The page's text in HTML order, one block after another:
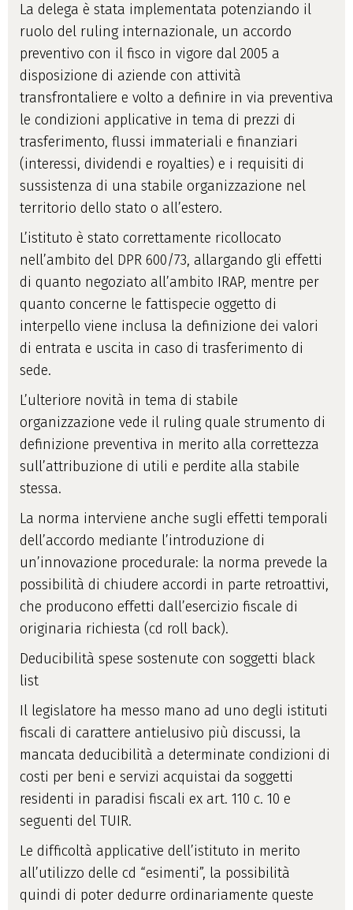
La delega è stata implementata potenziando il
ruolo del ruling internazionale, un accordo
preventivo con il fisco in vigore dal 2005 a
disposizione di aziende con attività
transfrontaliere e volto a definire in via preventiva
le condizioni applicative in tema di prezzi di
trasferimento, flussi immateriali e finanziari
(interessi, dividendi e royalties) e i requisiti di
sussistenza di una stabile organizzazione nel
territorio dello stato o all’estero.
L’istituto è stato correttamente ricollocato
nell’ambito del DPR 600/73, allargando gli effetti
di quanto negoziato all’ambito IRAP, mentre per
quanto concerne le fattispecie oggetto di
interpello viene inclusa la definizione dei valori
di entrata e uscita in caso di trasferimento di
sede.
L’ulteriore novità in tema di stabile
organizzazione vede il ruling quale strumento di
definizione preventiva in merito alla correttezza
sull’attribuzione di utili e perdite alla stabile
stessa.
La norma interviene anche sugli effetti temporali
dell’accordo mediante l’introduzione di
un’innovazione procedurale: la norma prevede la
possibilità di chiudere accordi in parte retroattivi,
che producono effetti dall’esercizio fiscale di
originaria richiesta (cd roll back).
Deducibilità spese sostenute con soggetti black
list
Il legislatore ha messo mano ad uno degli istituti
fiscali di carattere antielusivo più discussi, la
mancata deducibilità a determinate condizioni di
costi per beni e servizi acquistai da soggetti
residenti in paradisi fiscali ex art. 110 c. 10 e
seguenti del TUIR.
Le difficoltà applicative dell’istituto in merito
all’utilizzo delle cd “esimenti”, la possibilità
quindi di poter dedurre ordinariamente queste